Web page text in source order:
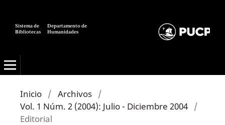
Sistema de
Bibliotecas
Departamento de
Humanidades
Inicio / Archivos /
Vol. 1 Núm. 2 (2004): Julio - Diciembre 2004 /
Editorial